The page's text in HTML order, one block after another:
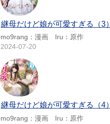
継母だけど娘が可愛すぎる（3）
mo9rang：漫画 Iru：原作
2024-07-20
継母だけど娘が可愛すぎる（4）
mo9rang：漫画 Iru：原作